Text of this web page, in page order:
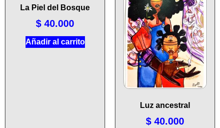
La Piel del Bosque
$ 40.000
Añadir al carrito
Luz ancestral
$ 40.000